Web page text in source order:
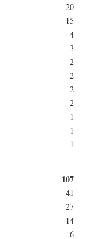
20
15
4
3
2
2
2
2
1
1
1
107
41
27
14
6